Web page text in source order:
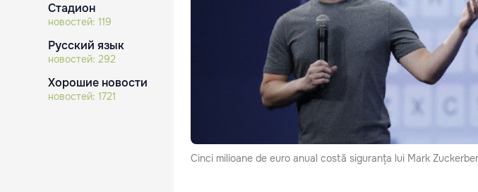
Стадион
новостей: 119
Русский язык
новостей: 292
Хорошие новости
новостей: 1721
Cinci milioane de euro anual costă siguranța lui Mark